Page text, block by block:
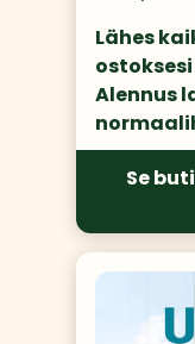
Lähes
Alennus
Se